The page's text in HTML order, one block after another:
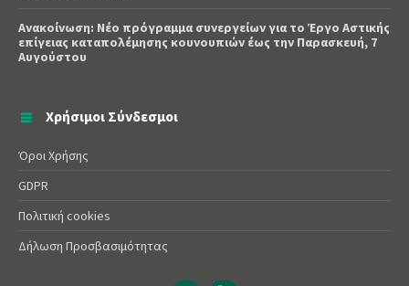
Ανακοίνωση: Νέο πρόγραμμα συνεργείων για το Έργο Αστικής
επίγειας καταπολέμησης κουνουπιών έως την Παρασκευή, 7
Αυγούστου
Χρήσιμοι Σύνδεσμοι
Όροι Χρήσης
GDPR
Πολιτική cookies
Δήλωση Προσβασιμότητας